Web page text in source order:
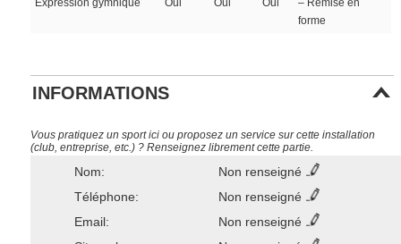
Expression gymnique Oui Oui Oui
– Remise en
forme
INFORMATIONS
Vous pratiquez un sport ici ou proposez un service sur cette installation
(club, entreprise, etc.) ? Renseignez librement cette partie.
Nom:
Non renseigné
Téléphone:
Non renseigné
Email:
Non renseigné